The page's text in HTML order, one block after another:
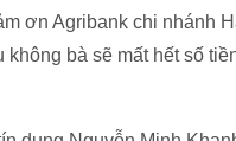
ơn Agribank chi nhánh
bà sẽ mất hết số